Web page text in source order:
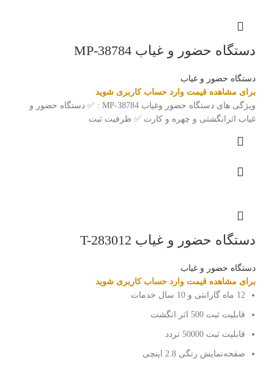
دستگاه حضور و غیاب MP-38784
دستگاه حضور و غیاب
برای مشاهده قیمت وارد حساب کاربری شوید
ویژگی های دستگاه حضور وغیاب MP-38784 : ✅ دستگاه حضور و
غیاب اثرانگشتی و چهره و کارت ✅ ظرفیت ثبت
دستگاه حضور و غیاب T-283012
دستگاه حضور و غیاب
برای مشاهده قیمت وارد حساب کاربری شوید
12 ماه گارانتی و 10 سال خدمات
قابلیت ثبت 500 اثر انگشت
قابلیت ثبت 50000 تردد
صفحه‌نمایش رنگی 2.8 اینچی